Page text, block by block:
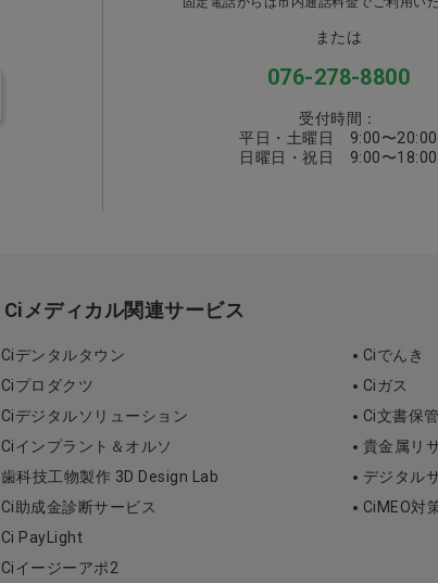
または
076-278-8800
受付時間：
平日・土曜日 9:00〜20:00
日曜日・祝日 9:00〜18:00
Ciメディカル関連サービス
Ciデンタルタウン
Ciプロダクツ
Ciデジタルソリューション
Ciインプラント＆オルソ
歯科技工物製作 3D Design Lab
Ci助成金診断サービス
Ci PayLight
Ciイージーアポ2
Ciでんき
Ciガス
Ci文書保
貴金属リ
デジタル
CiMEO対